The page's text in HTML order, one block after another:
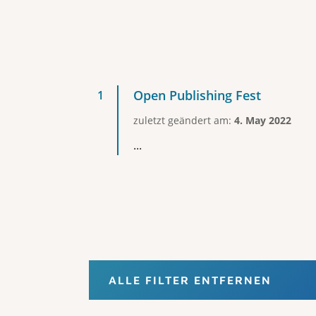
Open Publishing Fest
zuletzt geändert am: 4. May 2022
...
ALLE FILTER ENTFERNEN